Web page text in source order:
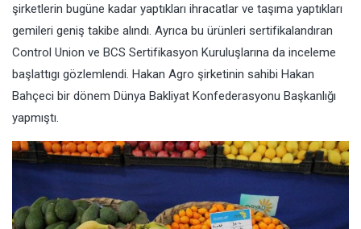
şirketlerin bugüne kadar yaptıkları ihracatlar ve taşıma yaptıkları
gemileri geniş takibe alındı. Ayrıca bu ürünleri sertifikalandıran
Control Union ve BCS Sertifikasyon Kuruluşlarına da inceleme
başlattıgı gözlemlendi. Hakan Agro şirketinin sahibi Hakan
Bahçeci bir dönem Dünya Bakliyat Konfederasyonu Başkanlığı
yapmıştı.